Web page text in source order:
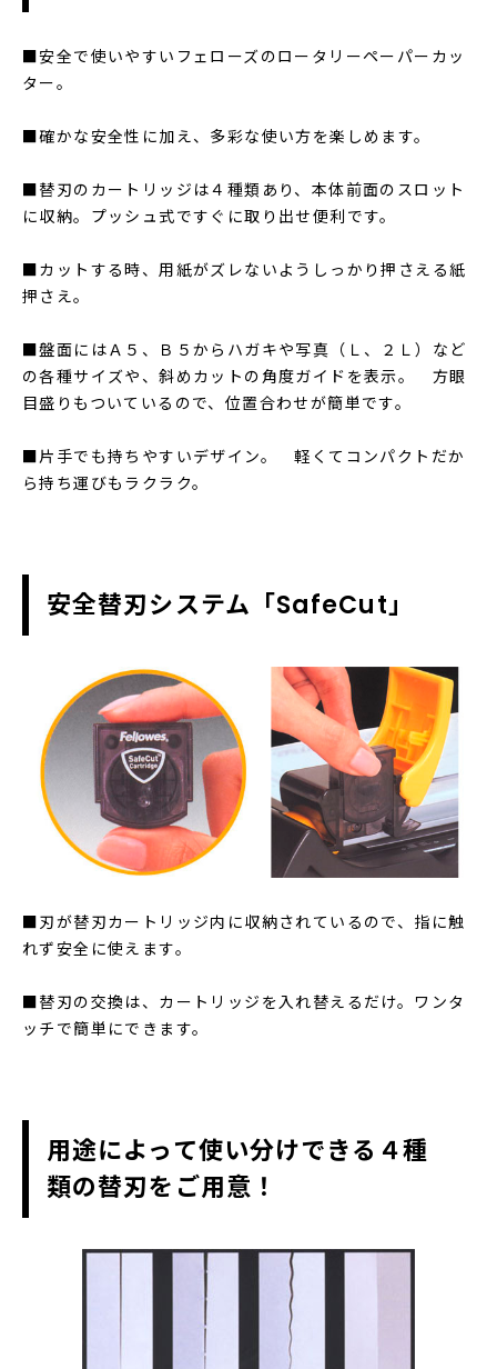
■安全で使いやすいフェローズのロータリーペーパーカッ
ター。
■確かな安全性に加え、多彩な使い方を楽しめます。
■替刃のカートリッジは４種類あり、本体前面のスロット
に収納。プッシュ式ですぐに取り出せ便利です。
■カットする時、用紙がズレないようしっかり押さえる紙
押さえ。
■盤面にはＡ５、Ｂ５からハガキや写真（Ｌ、２Ｌ）など
の各種サイズや、斜めカットの角度ガイドを表示。 方眼
目盛りもついているので、位置合わせが簡単です。
■片手でも持ちやすいデザイン。 軽くてコンパクトだか
ら持ち運びもラクラク。
安全替刃システム「SafeCut」
■刃が替刃カートリッジ内に収納されているので、指に触
れず安全に使えます。
■替刃の交換は、カートリッジを入れ替えるだけ。ワンタ
ッチで簡単にできます。
用途によって使い分けできる４種
類の替刃をご用意！